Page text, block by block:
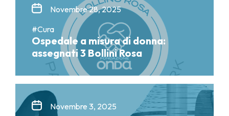
Novembre 28, 2025
#Cura
Ospedale a misura di donna:
assegnati 3 Bollini Rosa
Novembre 3, 2025